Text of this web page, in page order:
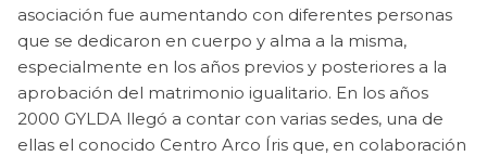
asociación fue aumentando con diferentes personas
que se dedicaron en cuerpo y alma a la misma,
especialmente en los años previos y posteriores a la
aprobación del matrimonio igualitario. En los años
2000 GYLDA llegó a contar con varias sedes, una de
ellas el conocido Centro Arco Íris que, en colaboración